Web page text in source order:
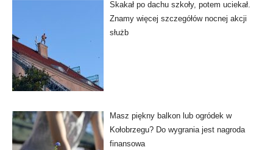
Skakał po dachu szkoły, potem uciekał.
Znamy więcej szczegółów nocnej akcji
służb
Masz piękny balkon lub ogródek w
Kołobrzegu? Do wygrania jest nagroda
finansowa